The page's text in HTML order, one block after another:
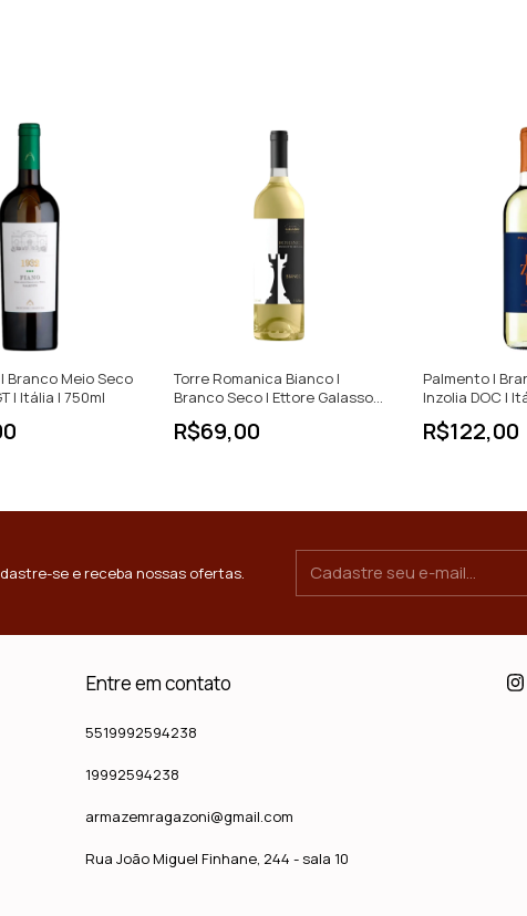
Branco Meio Seco
| Itália | 750ml
Torre Romanica Bianco |
Branco Seco | Ettore Galasso |
Itália | 750ml
R$69,00
Palmento |
Inzolia DOC |
R$122,00
se e receba nossas ofertas.
Entre em contato
5519992594238
19992594238
armazemragazoni@gmail.com
Rua João Miguel Finhane, 244 - sala 10